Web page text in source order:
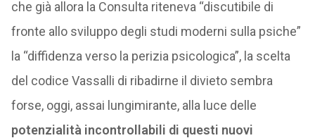
che già allora la Consulta riteneva “discutibile di
fronte allo sviluppo degli studi moderni sulla psiche”
la “diffidenza verso la perizia psicologica”, la scelta
del codice Vassalli di ribadirne il divieto sembra
forse, oggi, assai lungimirante, alla luce delle
potenzialità incontrollabili di questi nuovi